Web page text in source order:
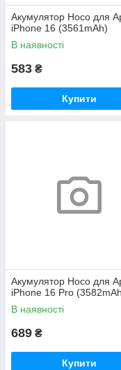
Акумулятор Hoco для
iPhone 16 (3561mAh)
В наявності
583 ₴
Купити
Акумулятор Hoco для
iPhone 16 Pro
В наявності
689 ₴
Купити